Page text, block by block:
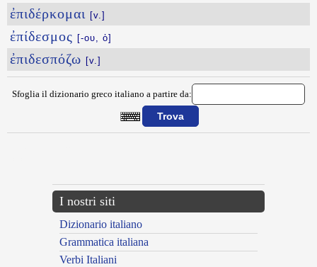
ἐπιδέρκομαι [v.]
ἐπίδεσμος [-ου, ὁ]
ἐπιδεσπόζω [v.]
Sfoglia il dizionario greco italiano a partire da:
I nostri siti
Dizionario italiano
Grammatica italiana
Verbi Italiani